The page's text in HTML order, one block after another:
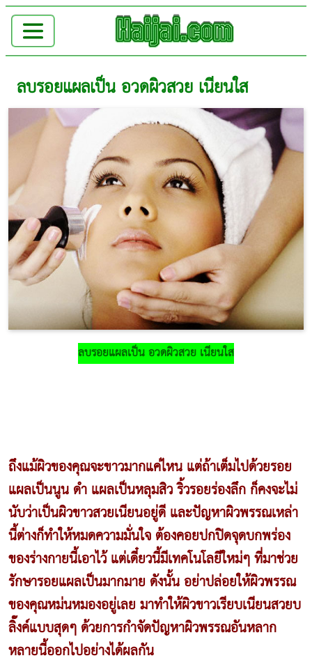
ลบรอยแผลเป็น อวดผิวสวย เนียนใส
ลบรอยแผลเป็น อวดผิวสวย เนียนใส
ถึงแม้ผิวของคุณจะขาวมากแค่ไหน แต่ถ้าเต็มไปด้วยรอย
แผลเป็นนูน ดำ แผลเป็นหลุมสิว ริ้วรอยร่องลึก ก็คงจะไม่
นับว่าเป็นผิวขาวสวยเนียนอยู่ดี และปัญหาผิวพรรณเหล่า
นี้ต่างก็ทำให้หมดความมั่นใจ ต้องคอยปกปิดจุดบกพร่อง
ของร่างกายนี้เอาไว้ แต่เดี๋ยวนี้มีเทคโนโลยีใหม่ๆ ที่มาช่วย
รักษารอยแผลเป็นมากมาย ดังนั้น อย่าปล่อยให้ผิวพรรณ
ของคุณหม่นหมองอยู่เลย มาทำให้ผิวขาวเรียบเนียนสวยบ
ลิ๊งค์แบบสุดๆ ด้วยการกำจัดปัญหาผิวพรรณอันหลาก
หลายนี้ออกไปอย่างได้ผลกัน